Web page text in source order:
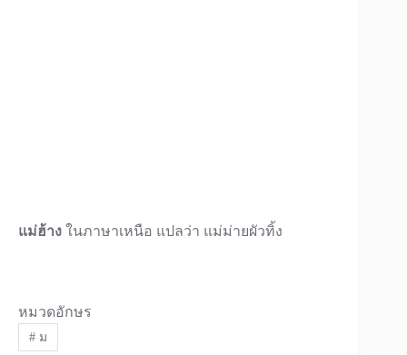
แม่ฮ้าง ในภาษาเหนือ แปลว่า แม่ม่ายผัวทิ้ง
หมวดอักษร
#ม